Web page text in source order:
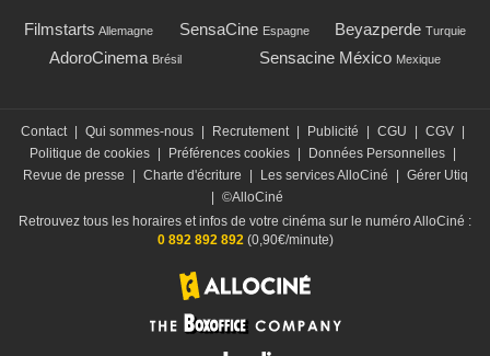
Filmstarts Allemagne SensaCine Espagne Beyazperde Turquie
AdoroCinema Brésil Sensacine México Mexique
Contact | Qui sommes-nous | Recrutement | Publicité | CGU | CGV |
Politique de cookies | Préférences cookies | Données Personnelles |
Revue de presse
| Charte d'écriture | Les services AlloCiné | Gérer Utiq
| ©AlloCiné
Retrouvez tous les horaires et infos de votre cinéma sur le numéro AlloCiné :
0 892 892 892(0,90€/minute)